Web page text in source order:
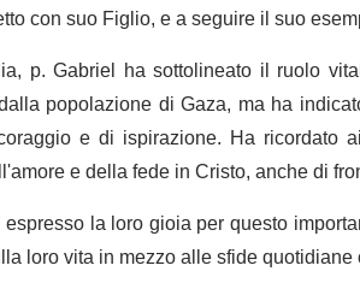
con suo Figlio, e a seguire il suo
p. Gabriel ha sottolineato il ruolo
popolazione di Gaza, ma ha
e di ispirazione. Ha ricordato
e della fede in Cristo, anche di
la loro gioia per questo
loro vita in mezzo alle sfide